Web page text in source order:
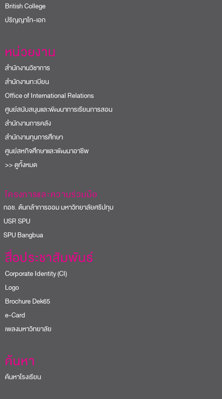
British College
ปริญญาโท-เอก
หน่วยงาน
สำนักงานวิชาการ
สำนักงานทะเบียน
Office of International Relations
ศูนย์สนับสนุนและพัฒนาการเรียนการสอน
สำนักงานการคลัง
สำนักงานทุนการศึกษา
ศูนย์สหกิจศึกษาและพัฒนาอาชีพ
>> ดูทั้งหมด
โครงการและความร่วมมือ
ช. ต้นกล้าการออม มหาวิทยาลัยศรีปทุม
SPU
Bangbua
สื่อประชาสัมพันธ์
Corporate Identity (CI)
Logo
Brochure Dek65
e-Card
เพลงมหาวิทยาลัย
ค้นหา
ค้นหาโรงเรียน